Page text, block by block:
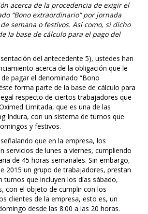
acerca de la procedencia de exigir el
“Bono extraordinario” por jornada
semana o festivos. Así como, si dicho
la base de cálculo para el pago del
del antecedente 5), ustedes han
acerca de la obligación que le
pagar el denominado “Bono
forma parte de la base de cálculo para
respecto de ciertos trabajadores que
Limitada, que es una de las
Indura, con un sistema de turnos que
y festivos.
que en la empresa, los
servicios de lunes a viernes, cumpliendo
de 45 horas semanales. Sin embargo,
2015 un grupo de trabajadores, prestan
turnos que incluyen los días sábado,
con el objeto de cumplir con los
clientes de la empresa, esto es, un
desde las 8:00 a las 20 horas.